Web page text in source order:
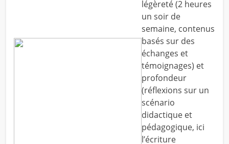
légèreté (2 heures
un soir de
semaine, contenus
basés sur des
échanges et
témoignages) et
profondeur
(réflexions sur un
scénario
didactique et
pédagogique, ici
l’écriture